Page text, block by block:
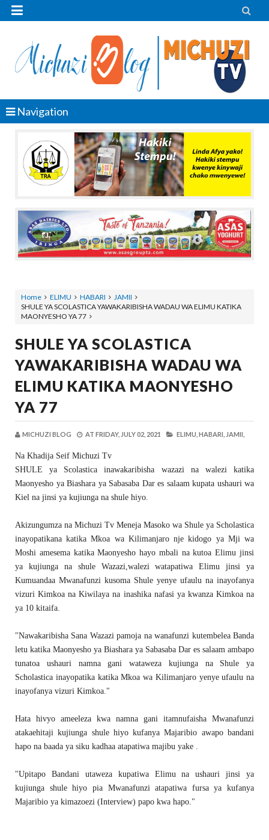
 
Navigation
Home ELIMU HABARI
JAMII
SHULE YA SCOLASTICA YAWAKARIBISHA WADAU WA ELIMU KATIKA
MAONYESHO YA 77
SHULE YA SCOLASTICA
YAWAKARIBISHA WADAU WA
ELIMU KATIKA MAONYESHO
YA 77
MICHUZI BLOG AT FRIDAY, JULY 02, 2021 ELIMU, HABARI, JAMII,
Na Khadija Seif Michuzi Tv
SHULE ya Scolastica inawakaribisha wazazi na walezi katika
Maonyesho ya Biashara ya Sabasaba Dar es salaam kupata ushauri wa
Kiel na jinsi ya kujiunga na shule hiyo.
Akizungumza na Michuzi Tv Meneja Masoko wa Shule ya Scholastica
inayopatikana katika Mkoa wa Kilimanjaro nje kidogo ya Mji wa
Moshi amesema katika Maonyesho hayo mbali na kutoa Elimu jinsi
ya kujiunga na shule Wazazi,walezi watapatiwa Elimu jinsi ya
Kumuandaa Mwanafunzi kusoma Shule yenye ufaulu na inayofanya
vizuri Kimkoa na Kiwilaya na inashika nafasi ya kwanza Kimkoa na
ya 10 kitaifa.
"Nawakaribisha Sana Wazazi pamoja na wanafunzi kutembelea Banda
letu katika Maonyesho ya Biashara ya Sabasaba Dar es salaam ambapo
tunatoa ushauri namna gani wataweza kujiunga na Shule ya
Scholastica inayopatika katika Mkoa wa Kilimanjaro yenye ufaulu na
inayofanya vizuri Kimkoa."
Hata hivyo ameeleza kwa namna gani itamnufaisha Mwanafunzi
atakaehitaji kujiunga shule hiyo kufanya Majaribio awapo bandani
hapo na baada ya siku kadhaa atapatiwa majibu yake .
"Upitapo Bandani utaweza kupatiwa Elimu na ushauri jinsi ya
kujiunga shule hiyo pia Mwanafunzi atapatiwa fursa ya kufanya
Majaribio ya kimazoezi (Interview) papo kwa hapo."